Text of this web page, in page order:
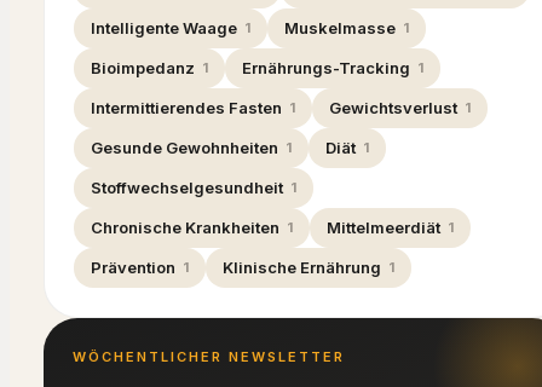
Intelligente Waage 1 Muskelmasse 1
Bioimpedanz 1 Ernährungs-Tracking 1
Intermittierendes Fasten 1 Gewichtsverlust 1
Gesunde Gewohnheiten 1 Diät 1
Stoffwechselgesundheit 1
Chronische Krankheiten 1 Mittelmeerdiät 1
Prävention 1 Klinische Ernährung 1
WÖCHENTLICHER NEWSLETTER